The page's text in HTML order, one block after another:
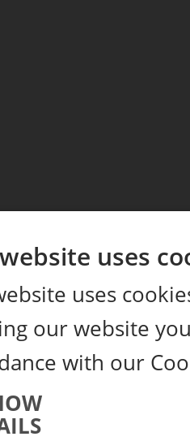
uses
uses
our website
with our